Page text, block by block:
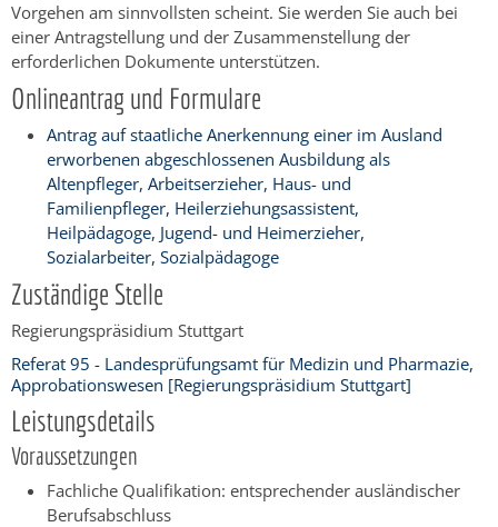
Vorgehen am sinnvollsten scheint. Sie werden Sie auch bei
einer Antragstellung und der Zusammenstellung der
erforderlichen Dokumente unterstützen.
Onlineantrag und Formulare
Antrag auf staatliche Anerkennung einer im Ausland
erworbenen abgeschlossenen Ausbildung als
Altenpfleger, Arbeitserzieher, Haus- und
Familienpfleger, Heilerziehungsassistent,
Heilpädagoge, Jugend- und Heimerzieher,
Sozialarbeiter, Sozialpädagoge
Zuständige Stelle
Regierungspräsidium Stuttgart
Referat 95 - Landesprüfungsamt für Medizin und Pharmazie,
Approbationswesen [Regierungspräsidium Stuttgart]
Leistungsdetails
Voraussetzungen
Fachliche Qualifikation: entsprechender ausländischer
Berufsabschluss